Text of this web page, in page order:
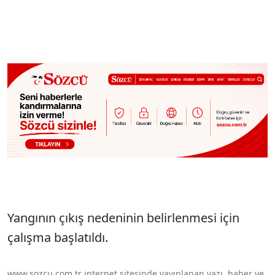
Yangının çıkış nedeninin belirlenmesi için
çalışma başlatıldı.